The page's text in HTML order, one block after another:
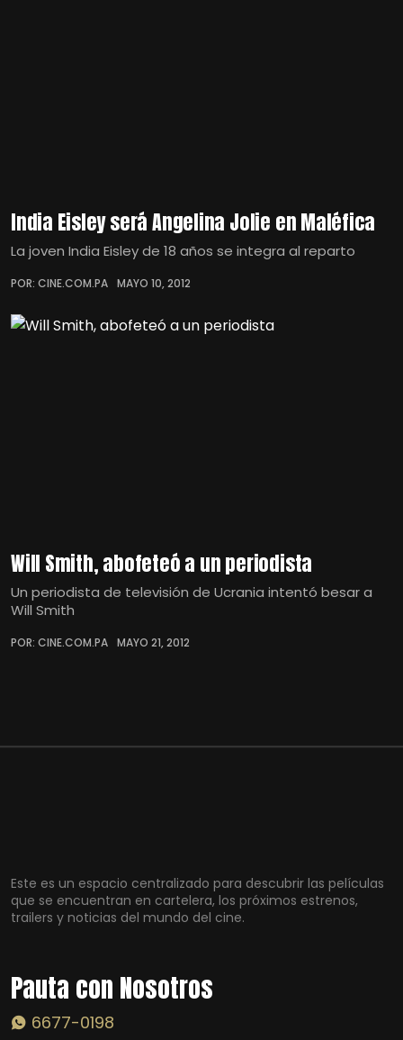
India Eisley será Angelina Jolie en Maléfica
La joven India Eisley de 18 años se integra al reparto
POR: CINE.COM.PA MAYO 10, 2012
Will Smith, abofeteó a un periodista
Un periodista de televisión de Ucrania intentó besar a
Will Smith
POR: CINE.COM.PA MAYO 21, 2012
Este es un espacio centralizado para descubrir las películas
que se encuentran en cartelera, los próximos estrenos,
trailers y noticias del mundo del cine.
Pauta con Nosotros
6677-0198